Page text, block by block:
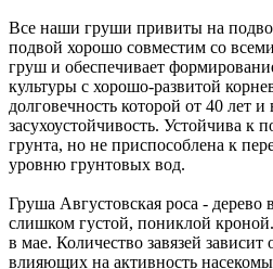
Все наши груши привиты на
подвой хорошо совместим со
груш и обеспечивает
культуры с хорошо-развитой
долговечность которой от 40 лет
засухоустойчивость. Устойчива к
грунта, но не приспособлена к
уровню грунтовых вод.
Груша Августовская роса - дерево
слишком густой, пониклой
в мае. Количество завязей
влияющих на активность